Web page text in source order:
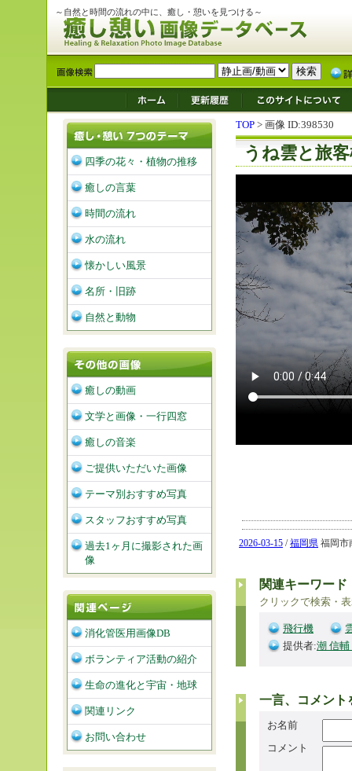
～自然と時間の流れの中に、癒し・憩いを見つける～
TOP > 画像 ID:398530
うね雲と旅
2026-03-15 /福岡県 福岡市
関連キーワード
クリックで検索・
飛行機
提供者:潮 信
一言、コメント
お名前
コメント
四季の花々・植物の推移
癒しの言葉
時間の流れ
水の流れ
懐かしい風景
名所・旧跡
自然と動物
癒しの動画
文学と画像・一行四窓
癒しの音楽
ご提供いただいた画像
テーマ別おすすめ写真
スタッフおすすめ写真
過去1ヶ月に撮影された画
像
消化管医用画像DB
ボランティア活動の紹介
生命の進化と宇宙・地球
関連リンク
お問い合わせ